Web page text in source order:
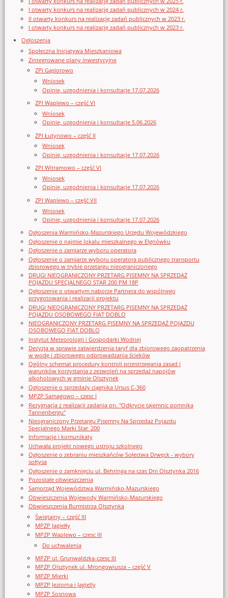
I otwarty konkurs na realizację zadań publicznych w 2024 r.
II otwarty konkurs na realizację zadań publicznych w 2023 r.
I otwarty konkurs na realizację zadań publicznych w 2023 r.
Ogłoszenia
Społeczna Inicjatywa Mieszkaniowa
Zintegrowane plany inwestycyjne
ZPI Gąsiorowo
Wniosek
Opinie, uzgodnienia i konsultacje 17.07.2026
ZPI Waplewo – część VI
Wniosek
Opinie, uzgodnienia i konsultacje 5.06.2026
ZPI Łutynowo – część II
Wniosek
Opinie, uzgodnienia i konsultacje 17.07.2026
ZPI Witramowo – część VI
Wniosek
Opinie, uzgodnienia i konsultacje 17.07.2026
ZPI Waplewo – część VII
Wniosek
Opinie, uzgodnienia i konsultacje 17.07.2026
Ogłoszenia Warmińsko-Mazurskiego Urzędu Wojewódzkiego
Ogłoszenie o najmie lokalu mieszkalnego w Elgnówku
Ogłoszenie o zamiarze wyboru operatora
Ogłoszenie o zamiarze wyboru operatora publicznego transportu
zbiorowego w trybie przetargu nieograniczonego
DRUGI NIEOGRANICZONY PRZETARG PISEMNY NA SPRZEDAŻ
POJAZDU SPECJALNEGO STAR 200 PM 18P
Ogłoszenie o otwartym naborze Partnera do wspólnego
przygotowania i realizacji projektu
DRUGI NIEOGRANICZONY PRZETARG PISEMNY NA SPRZEDAŻ
POJAZDU OSOBOWEGO FIAT DOBLO
NIEOGRANICZONY PRZETARG PISEMNY NA SPRZEDAŻ POJAZDU
OSOBOWEGO FIAT DOBLO
Instytut Meteorologii i Gospodarki Wodnej
Decyzja w sprawie zatwierdzenia taryf dla zbiorowego zaopatrzenia
w wodę i zbiorowego odprowadzania ścieków
Ogólny schemat procedury kontroli przestrzegania zasad i
warunków korzystania z zezwoleń na sprzedaż napojów
alkoholowych w gminie Olsztynek
Ogłoszenie o sprzedaży ciągnika Ursus C-360
MPZP Samagowo – czesc I
Rezygnacja z realizacji zadania pn. "Odkrycie tajemnic pomnika
Tannenbergu"
Nieograniczony Przetargu Pisemny Na Sprzedaż Pojazdu
Specjalnego Marki Star_200
Informacje i komunikaty
Uchwała projekt nowego ustroju szkolnego
Ogłoszenie o zebraniu mieszkańców Sołectwa Drwęck - wybory
sołtysa
Ogłoszenie o zamknięciu ul. Behringa na czas Dni Olsztynka 2016
Pozostałe obwieszczenia
Samorząd Województwa Warmińsko-Mazurskiego
Obwieszczenia Wojewody Warmińsko-Mazurskiego
Obwieszczenia Burmistrza Olsztynka
Świętajny – część III
MPZP Jagiełły
MPZP Waplewo – czesc III
Do uchwalenia
MPZP ul. Grunwaldzka-czesc III
MPZP Olsztynek ul. Mrongowiusza – część V
MPZP Mierki
MPZP Jeziorna i Jagielly
MPZP Sosnowa